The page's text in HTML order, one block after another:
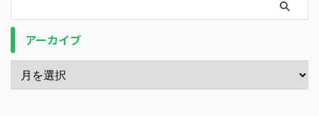
アーカイブ